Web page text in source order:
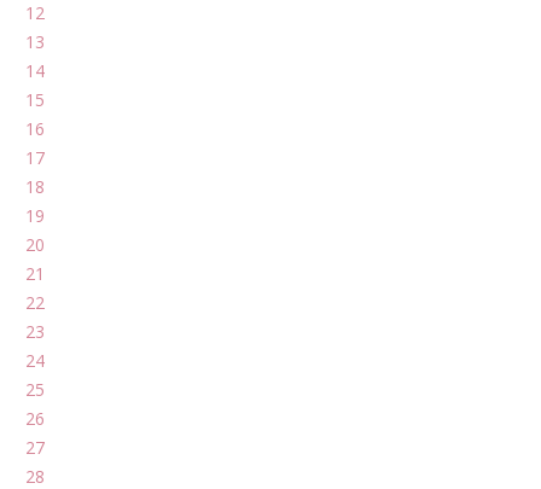
12
13
14
15
16
17
18
19
20
21
22
23
24
25
26
27
28